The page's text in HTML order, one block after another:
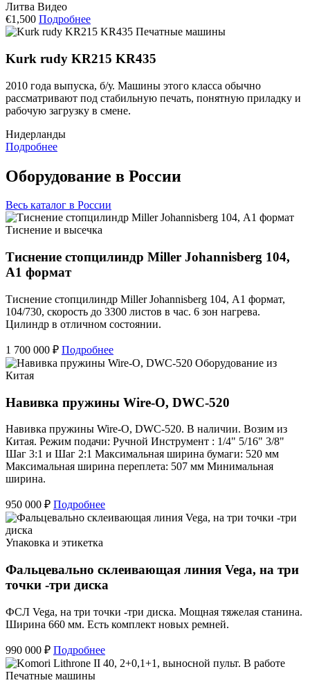
Литва Видео
€1,500 Подробнее
Печатные машины
Kurk rudy KR215 KR435
2010 года выпуска, б/у. Машины этого класса обычно
рассматривают под стабильную печать, понятную приладку и
рабочую загрузку в смене.
Нидерланды
Подробнее
Оборудование в России
Весь каталог в России
Тиснение и высечка
Тиснение стопцилиндр Miller Johannisberg 104,
А1 формат
Тиснение стопцилиндр Miller Johannisberg 104, А1 формат,
104/730, скорость до 3300 листов в час. 6 зон нагрева.
Цилиндр в отличном состоянии.
1 700 000 ₽ Подробнее
Оборудование из
Китая
Навивка пружины Wire-O, DWC-520
Навивка пружины Wire-O, DWC-520. В наличии. Возим из
Китая. Режим подачи: Ручной Инструмент : 1/4" 5/16" 3/8"
Шаг 3:1 и Шаг 2:1 Максимальная ширина бумаги: 520 мм
Максимальная ширина переплета: 507 мм Минимальная
ширина.
950 000 ₽ Подробнее
Упаковка и этикетка
Фальцевально склеивающая линия Vega, на три
точки -три диска
ФСЛ Vega, на три точки -три диска. Мощная тяжелая станина.
Ширина 660 мм. Есть комплект новых ремней.
990 000 ₽ Подробнее
Печатные машины